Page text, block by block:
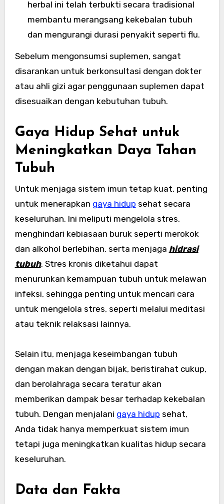
herbal ini telah terbukti secara tradisional
membantu merangsang kekebalan tubuh
dan mengurangi durasi penyakit seperti flu.
Sebelum mengonsumsi suplemen, sangat
disarankan untuk berkonsultasi dengan dokter
atau ahli gizi agar penggunaan suplemen dapat
disesuaikan dengan kebutuhan tubuh.
Gaya Hidup Sehat untuk
Meningkatkan Daya Tahan
Tubuh
Untuk menjaga sistem imun tetap kuat, penting
untuk menerapkan gaya hidup sehat secara
keseluruhan. Ini meliputi mengelola stres,
menghindari kebiasaan buruk seperti merokok
dan alkohol berlebihan, serta menjaga hidrasi
tubuh. Stres kronis diketahui dapat
menurunkan kemampuan tubuh untuk melawan
infeksi, sehingga penting untuk mencari cara
untuk mengelola stres, seperti melalui meditasi
atau teknik relaksasi lainnya.
Selain itu, menjaga keseimbangan tubuh
dengan makan dengan bijak, beristirahat cukup,
dan berolahraga secara teratur akan
memberikan dampak besar terhadap kekebalan
tubuh. Dengan menjalani gaya hidup sehat,
Anda tidak hanya memperkuat sistem imun
tetapi juga meningkatkan kualitas hidup secara
keseluruhan.
Data dan Fakta